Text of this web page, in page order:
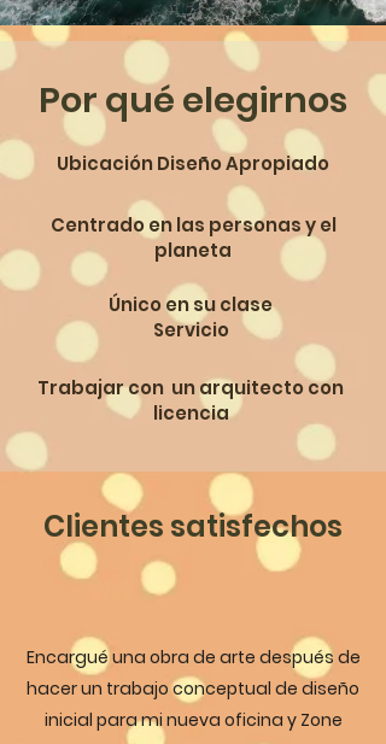
Por qué elegirnos
Ubicación Diseño Apropiado
Centrado en las personas y el
planeta
Único en su clase
Servicio
Trabajar con un arquitecto con
licencia
Clientes satisfechos
Encargué una obra de arte después de
hacer un trabajo conceptual de diseño
inicial para mi nueva oficina y Zone